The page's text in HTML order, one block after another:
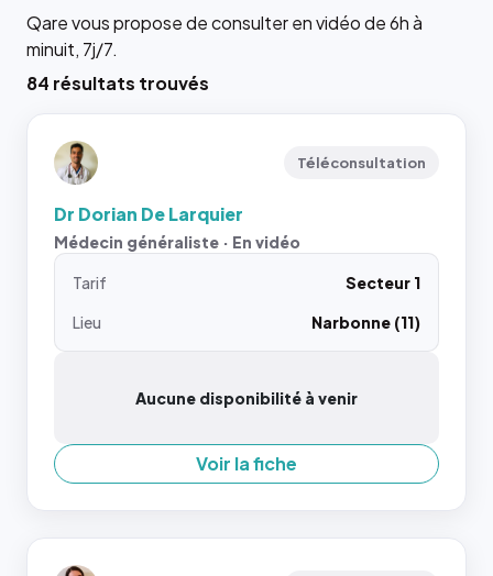
Qare vous propose de consulter en vidéo de 6h à
minuit, 7j/7.
84 résultats trouvés
Téléconsultation
Dr Dorian De Larquier
Médecin généraliste · En vidéo
Tarif
Secteur 1
Lieu
Narbonne (11)
Aucune disponibilité à venir
Voir la fiche